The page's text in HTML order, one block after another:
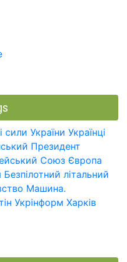
сили України Українці
Президент
Союз Європа
Безпілотний літальний
Машина.
Укрінформ Харків